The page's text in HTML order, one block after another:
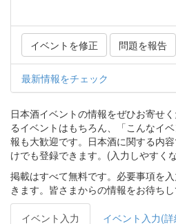
イベントを修正 問題を報告
最新情報をチェック
日本酒イベントの情報をぜひお寄せ
るイベントはもちろん、「こんなイ
報も大歓迎です。日本酒に関する内
けでも登録できます。(入力しやすく
掲載はすべて無料です。必要事項を
きます。皆さまからの情報をお待ち
イベント入力 イベント入力(